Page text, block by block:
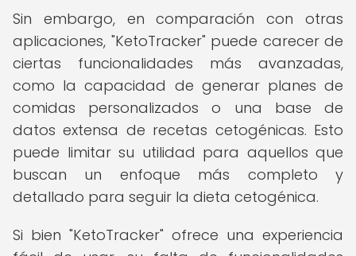
Sin embargo, en comparación con otras
aplicaciones, "KetoTracker" puede carecer de
ciertas funcionalidades más avanzadas,
como la capacidad de generar planes de
comidas personalizados o una base de
datos extensa de recetas cetogénicas. Esto
puede limitar su utilidad para aquellos que
buscan un enfoque más completo y
detallado para seguir la dieta cetogénica.
Si bien "KetoTracker" ofrece una experiencia